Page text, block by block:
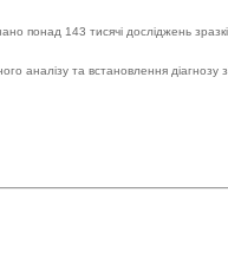
143 тисячі досліджень зразків
та встановлення діагнозу зі